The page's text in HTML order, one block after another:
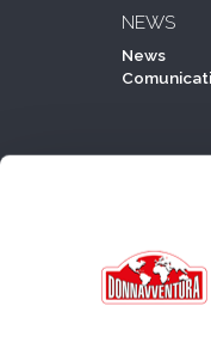
NEWS
News
EVENTI
EVENTI
Selezioni